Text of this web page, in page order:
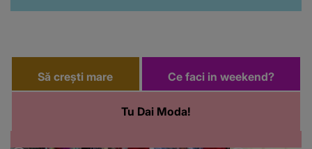
Să crești mare
Tu Dai Moda!
Ce faci in weekend?